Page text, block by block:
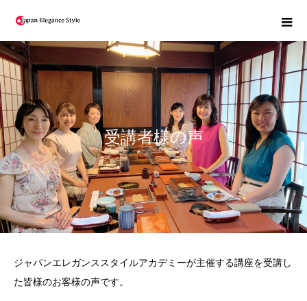
受講者様の声
ジャパンエレガンススタイルアカデミーが主催する講座を受講し
た皆様のお客様の声です。